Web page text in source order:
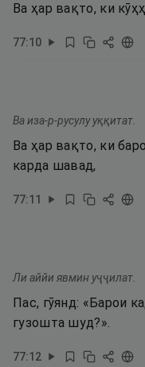
Ва ҳар вақто, ки
77:10
Ва иза-р-русулу уққитат.
Ва ҳар вақто, ки
карда шавад,
77:11
Ли аййи явмин уҷҷилат.
Пас, гӯянд: «Барои
гузошта шуд?».
77:12